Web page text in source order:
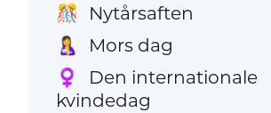
🎊 Nytårsaften
🤱 Mors dag
♀️
Den internationale
kvindedag